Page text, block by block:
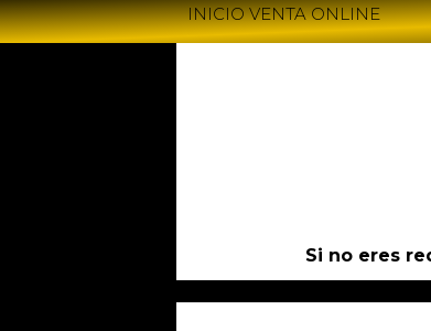
INICIO VENTA ONLINE
Si no eres